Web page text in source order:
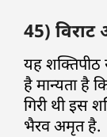
45) विराट
यह शक्तिपीठ
है मान्यता है
गिरी थी इस
भैरव अमृत है.